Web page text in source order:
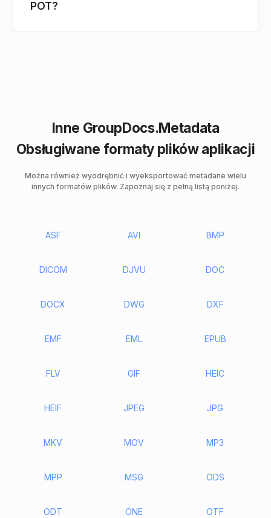
POT?
Inne GroupDocs.Metadata
Obsługiwane formaty plików aplikacji
Można również wyodrębnić i wyeksportować metadane wielu
innych formatów plików. Zapoznaj się z pełną listą poniżej.
ASF AVI BMP
DICOM DJVU DOC
DOCX DWG DXF
EMF EML EPUB
FLV GIF HEIC
HEIF JPEG JPG
MKV MOV MP3
MPP MSG ODS
ODT ONE OTF